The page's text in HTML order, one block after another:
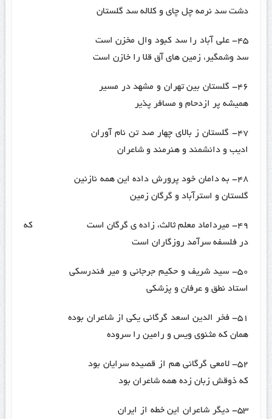
دشت سد نرمه چل چای و کلاله سد گلستان
۴۵- علی آباد را سد کبود وال مخزن است
سد وشمگیر، زمین های آق قلا را خازن است
۴۶- گلستان بین تهران و مشهد در مسیر
همیشه پر ازدحام و مسافر پذیر
۴۷- گلستان ز بالای چهار صد تن نام آوران
ادیب و دانشمند و هنرمند و شاعران
۴۸- به دامان خود پرورش داده این همه نازنین
گلستان و استرآباد و گرگان زمین
۴۹- میرداماد معلم ثالث، زاده ی گرگان است که
در فلسفه سرآمد روزگاران است
۵۰- سید شریف و حکیم جرجانی و میر فندرسکی
استاد نطق و عرفان و پزشکی
۵۱- فخر الدین اسعد گرگانی یکی از شاعران بوده
همان که مثنوی ویس و رامین را سروده
۵۲- لامعی گرگانی هم از قصیده سرایان بود
که ذوقش زبان زده همه شاعران بود
۵۳- دیگر شاعران این خطه از ایران